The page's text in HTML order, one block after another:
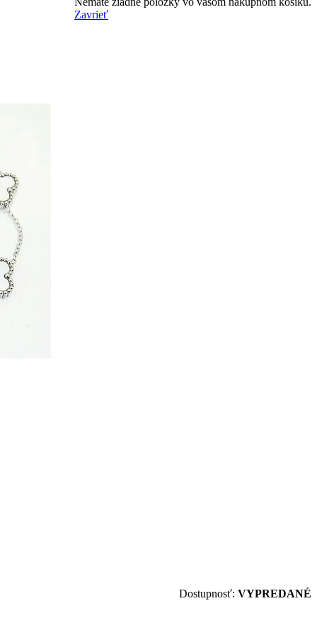
Zavrieť
Dostupnosť: VYPREDANÉ